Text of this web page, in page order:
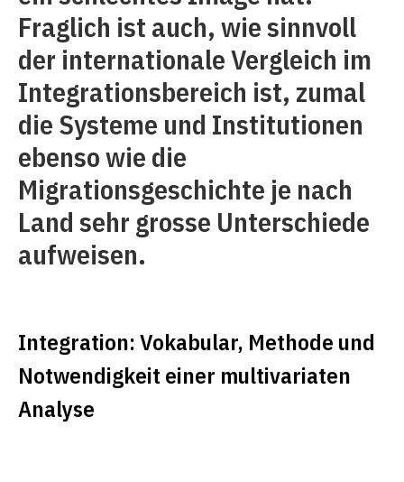
Fraglich ist auch, wie sinnvoll
der internationale Vergleich im
Integrationsbereich ist, zumal
die Systeme und Institutionen
ebenso wie die
Migrationsgeschichte je nach
Land sehr grosse Unterschiede
aufweisen.
Integration: Vokabular, Methode und
Notwendigkeit einer multivariaten
Analyse